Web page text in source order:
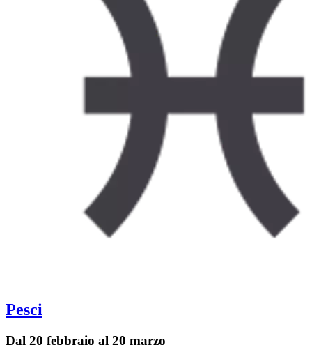
Pesci
Dal 20 febbraio al 20 marzo